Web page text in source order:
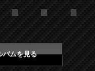
バムを見る